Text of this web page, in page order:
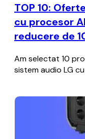
TOP 10:
cu procesor
reducere de
Am selectat 10
sistem audio LG